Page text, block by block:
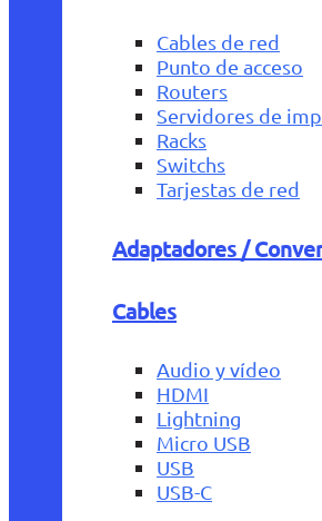
Cables de red
Punto de acceso
Routers
Servidores de
Racks
Switchs
Tarjestas de red
Adaptadores /
Cables
Audio y vídeo
HDMI
Lightning
Micro USB
USB
USB-C